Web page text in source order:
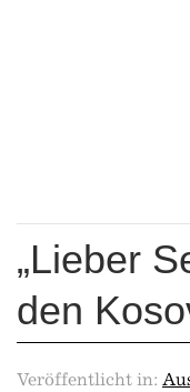
„Lieber
den
Veröffentlicht in: